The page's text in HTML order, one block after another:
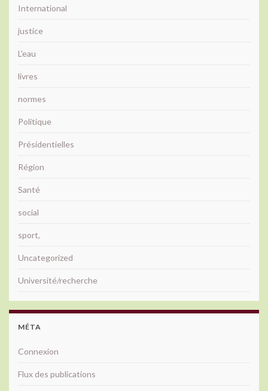
International
justice
L'eau
livres
normes
Politique
Présidentielles
Région
Santé
social
sport,
Uncategorized
Université/recherche
MÉTA
Connexion
Flux des publications